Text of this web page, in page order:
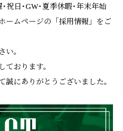
祝日･GW･夏季休暇･年末年始
ームページの「採用情報」をご
い。
ております。
誠にありがとうございました。